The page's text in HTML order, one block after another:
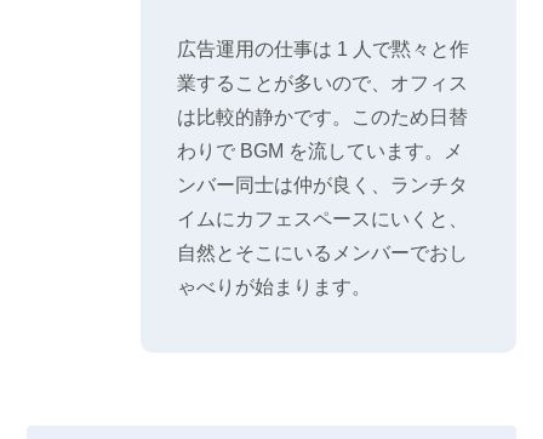
広告運用の仕事は 1 人で黙々と作
業することが多いので、オフィス
は比較的静かです。このため日替
わりで BGM を流しています。メ
ンバー同士は仲が良く、ランチタ
イムにカフェスペースにいくと、
自然とそこにいるメンバーでおし
ゃべりが始まります。